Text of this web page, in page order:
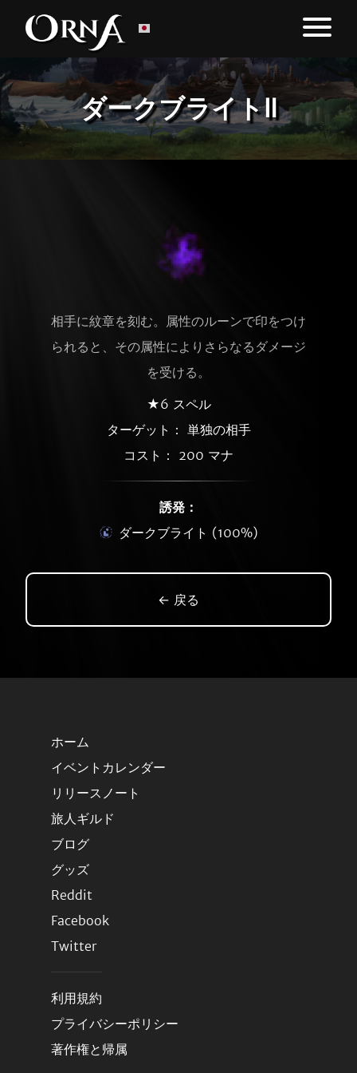
ダークブライトⅡ
相手に紋章を刻む。属性のルーンで印をつけ
られると、その属性によりさらなるダメージ
を受ける。
★6 スペル
ターゲット： 単独の相手
コスト： 200 マナ
誘発：
ダークブライト (100%)
← 戻る
ホーム
イベントカレンダー
リリースノート
旅人ギルド
ブログ
グッズ
Reddit
Facebook
Twitter
利用規約
プライバシーポリシー
著作権と帰属